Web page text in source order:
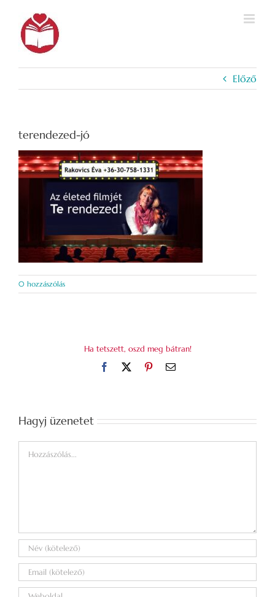
Előző
terendezed-jó
0 hozzászólás
Ha tetszett, oszd meg bátran!
Facebook PinterestEmail:
Hagyj üzenetet
Hozzászólás